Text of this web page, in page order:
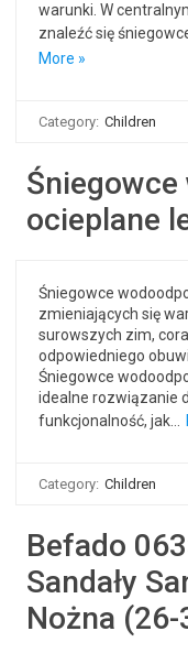
warunki. W
znaleźć się
More »
Category: Children
ocieplane
Śniegowce
zmieniających się
surowszych zim,
odpowiedniego
Śniegowce
idealne rozwiązanie
funkcjonalność, jak…
Category: Children
Befado
Sandały
Nożna (26-